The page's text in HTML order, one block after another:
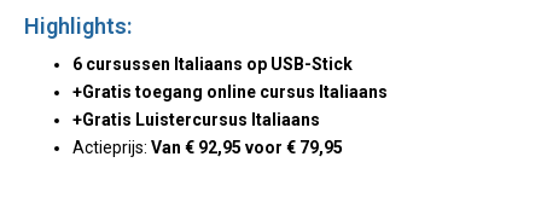
Highlights:
6 cursussen Italiaans op USB-Stick
+Gratis toegang online cursus Italiaans
+Gratis Luistercursus Italiaans
Actieprijs: Van € 92,95 voor € 79,95